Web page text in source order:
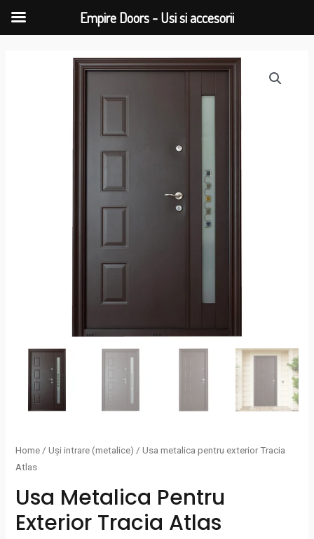
Home /Uși intrare (metalice) / Usa metalica pentru exterior Tracia
Atlas
Usa Metalica Pentru
Exterior Tracia Atlas
Empire Doors - Usi si accesorii